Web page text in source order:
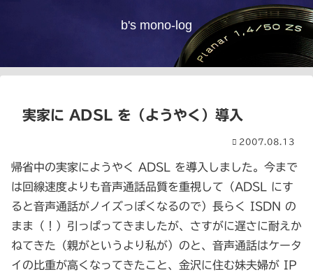
b's mono-log
実家に ADSL を（ようやく）導入
2007.08.13
帰省中の実家にようやく ADSL を導入しました。今まで
は回線速度よりも音声通話品質を重視して（ADSL にす
ると音声通話がノイズっぽくなるので）長らく ISDN の
まま（！）引っぱってきましたが、さすがに遅さに耐えか
ねてきた（親がというより私が）のと、音声通話はケータ
イの比重が高くなってきたこと、金沢に住む妹夫婦が IP